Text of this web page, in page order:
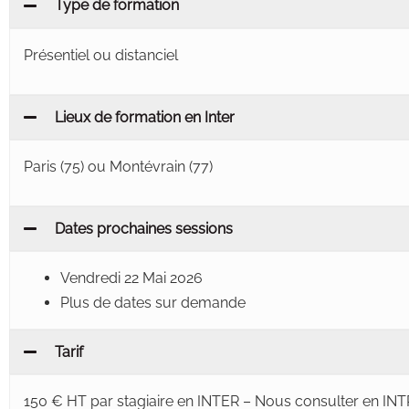
Type de formation
Présentiel ou distanciel
Lieux de formation en Inter
Paris (75) ou Montévrain (77)
Dates prochaines sessions
Vendredi 22 Mai 2026
Plus de dates sur demande
Tarif
150 € HT par stagiaire en INTER – Nous consulter en